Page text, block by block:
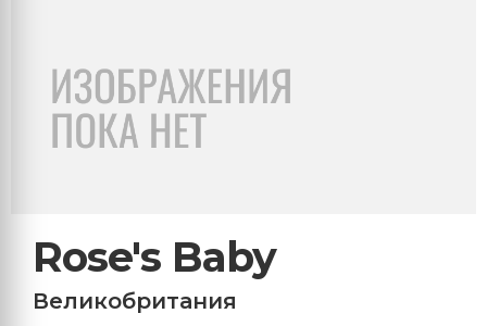
Rose's Baby
Великобритания